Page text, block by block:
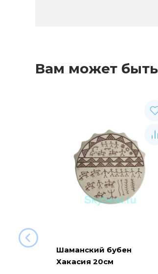
Вам может
Шаманский бубен
Хакасия 20см